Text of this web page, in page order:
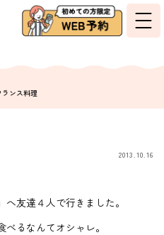
ランス料理
2013.10.16
友達４人で行きました。
るなんてオシャレ。